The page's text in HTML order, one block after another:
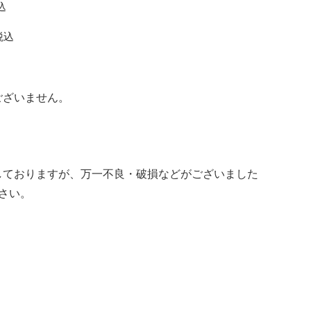
込
いません。
おりますが、万一不良・破損などがございました
い。